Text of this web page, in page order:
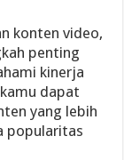
konten video,
penting
kinerja
dapat
yang lebih
popularitas